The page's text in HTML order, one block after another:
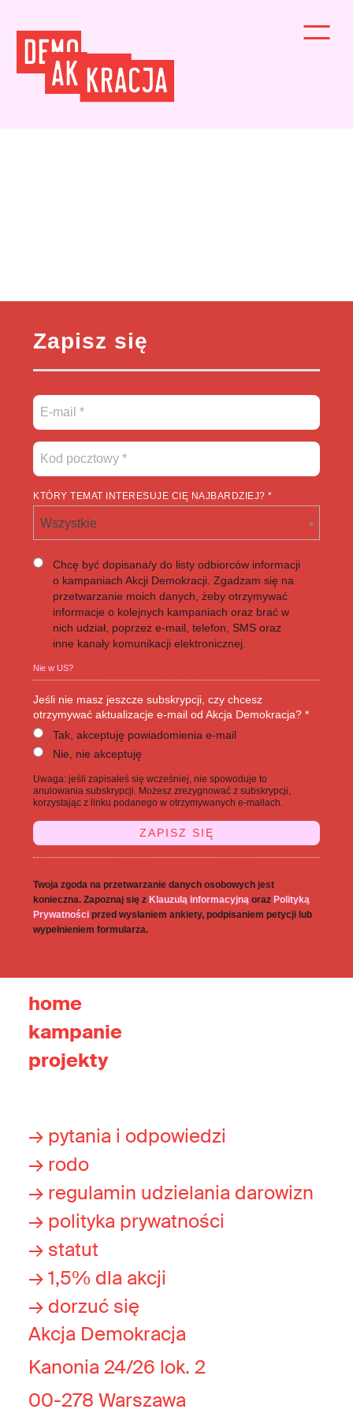
Zapisz się
KTÓRY TEMAT INTERESUJE CIĘ NAJBARDZIEJ? *
Wszystkie
Chcę być dopisana/y do listy odbiorców informacji
o kampaniach Akcji Demokracji. Zgadzam się na
przetwarzanie moich danych, żeby otrzymywać
informacje o kolejnych kampaniach oraz brać w
nich udział, poprzez e-mail, telefon, SMS oraz
inne kanały komunikacji elektronicznej.
Nie wUS?
Jeśli nie masz jeszcze subskrypcji, czy chcesz
otrzymywać aktualizacje e-mail od Akcja Demokracja? *
Tak, akceptuję powiadomienia e-mail
Nie, nie akceptuję
Uwaga: jeśli zapisałeś się wcześniej, nie spowoduje to
anulowania subskrypcji. Możesz zrezygnować z subskrypcji,
korzystając z linku podanego w otrzymywanych e-mailach.
Twoja zgoda na przetwarzanie danych osobowych jest
konieczna. Zapoznaj się z Klauzulą informacyjną oraz Polityką
Prywatności przed wysłaniem ankiety, podpisaniem petycji lub
wypełnieniem formularza.
home
kampanie
projekty
→ pytania i odpowiedzi
→ rodo
→ regulamin udzielania darowizn
→ polityka prywatności
→ statut
→ 1,5% dla akcji
→ dorzuć się
Akcja Demokracja
Kanonia 24/26 lok. 2
00-278 Warszawa